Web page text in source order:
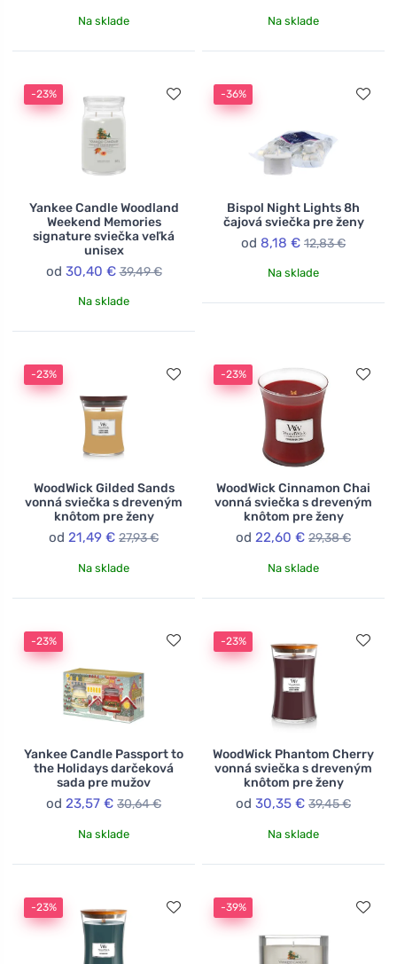
Na sklade Na sklade
-23%
Yankee Candle Woodland
Weekend Memories
signature sviečka veľká
unisex
od 30,40 € 39,49 €
Na sklade
-36%
Bispol Night Lights 8h
čajová sviečka pre ženy
od 8,18 € 12,83 €
Na sklade
-23%
WoodWick Gilded Sands
vonná sviečka s dreveným
knôtom pre ženy
od 21,49 € 27,93 €
Na sklade
-23%
WoodWick Cinnamon Chai
vonná sviečka s dreveným
knôtom pre ženy
od 22,60 € 29,38 €
Na sklade
-23%
Yankee Candle Passport to
the Holidays darčeková
sada pre mužov
od 23,57 € 30,64 €
Na sklade
-23%
WoodWick Phantom Cherry
vonná sviečka s dreveným
knôtom pre ženy
od 30,35 € 39,45 €
Na sklade
-23% -39%